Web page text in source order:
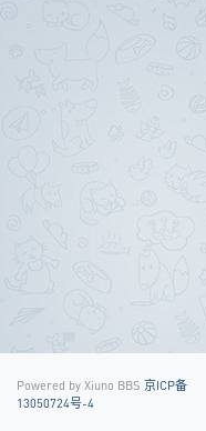
Powered by Xiuno BBS 京ICP备
13050724号-4